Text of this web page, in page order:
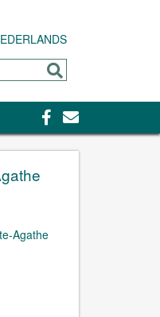
Envoyer
Facebook
Contact
Agathe